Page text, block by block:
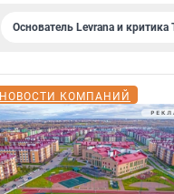
Основатель Levrana и
НОВОСТИ КОМПАНИЙ